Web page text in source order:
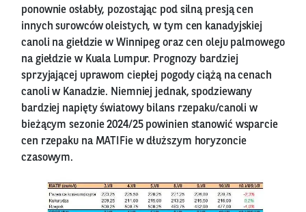
ponownie osłabły, pozostając pod silną presją cen
innych surowców oleistych, w tym cen kanadyjskiej
canoli na giełdzie w Winnipeg oraz cen oleju palmowego
na giełdzie w Kuala Lumpur. Prognozy bardziej
sprzyjającej uprawom ciepłej pogody ciążą na cenach
canoli w Kanadzie. Niemniej jednak, spodziewany
bardziej napięty światowy bilans rzepaku/canoli w
bieżącym sezonie 2024/25 powinien stanowić wsparcie
cen rzepaku na MATIFie w dłuższym horyzoncie
czasowym.